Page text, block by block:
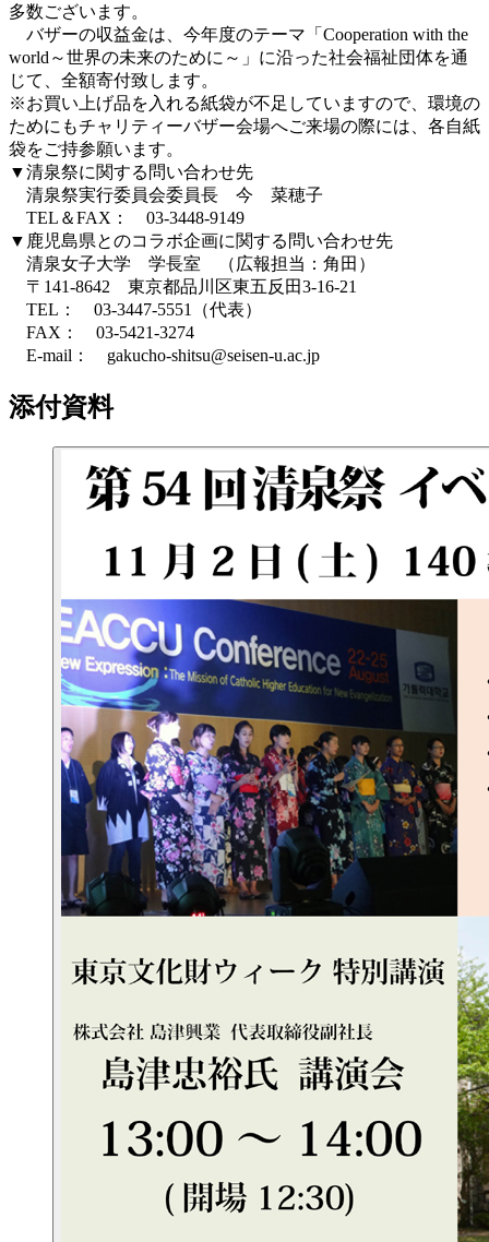
多数ございます。
バザーの収益金は、今年度のテーマ「Cooperation with the
world～世界の未来のために～」に沿った社会福祉団体を通
じて、全額寄付致します。
※お買い上げ品を入れる紙袋が不足していますので、環境の
ためにもチャリティーバザー会場へご来場の際には、各自紙
袋をご持参願います。
▼清泉祭に関する問い合わせ先
清泉祭実行委員会委員長 今 菜穂子
TEL＆FAX： 03-3448-9149
▼鹿児島県とのコラボ企画に関する問い合わせ先
清泉女子大学 学長室 （広報担当：角田）
〒141-8642 東京都品川区東五反田3-16-21
TEL： 03-3447-5551（代表）
FAX： 03-5421-3274
E-mail： gakucho-shitsu@seisen-u.ac.jp
添付資料